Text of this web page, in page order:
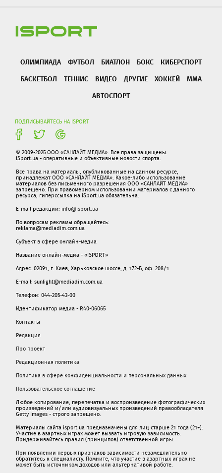
ОЛИМПИАДА ФУТБОЛ БИАТЛОН БОКС
КИБЕРСПОРТ
БАСКЕТБОЛ
ТЕННИС ВИДЕО ДРУГИЕ ХОККЕЙ
ММА
АВТОСПОРТ
ПОДПИСЫВАЙТЕСЬ НА ISPORT
© 2009-2025 ООО «САНЛАЙТ МЕДИА». Все права защищены.
iSport.ua - оперативные и объективные новости спорта.
Все права на материалы, опубликованные на данном ресурсе,
принадлежат ООО «САНЛАЙТ МЕДИА». Какое-либо использование
материалов без письменного разрешения ООО «САНЛАЙТ МЕДИА»
запрещено. При правомерном использовании материалов с данного
ресурса, гиперссылка на iSport.ua обязательна.
E-mail редакции: info@isport.ua
По вопросам рекламы обращайтесь:
reklama@mediadim.com.ua
Субъект в сфере онлайн-медиа
Название онлайн-медиа - «ISPORT»
Адрес: 02091, г. Киев, Харьковское шоссе, д. 172-Б, оф. 208/1
E-mail: sunlight@mediadim.com.ua
Телефон: 044-205-43-00
Идентификатор медиа - R40-06065
Контакты
Редакция
Про проект
Редакционная политика
Политика в сфере конфиденциальности и персональных данных
Пользовательское соглашение
Любое копирование, перепечатка и воспроизведение фотографических
произведений и/или аудиовизуальных произведений правообладателя
Getty Images - строго запрещено.
Материалы сайта isport.ua предназначены для лиц старше 21 года (21+).
Участие в азартных играх может вызвать игровую зависимость.
Придерживайтесь правил (принципов) ответственной игры.
При появлении первых признаков зависимости незамедлительно
обратитесь к специалисту. Помните, что участие в азартных играх не
может быть источником доходов или альтернативой работе.